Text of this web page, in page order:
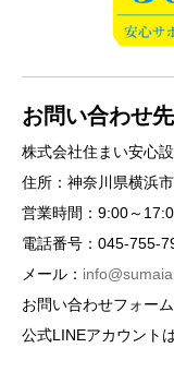
お問い合わせ先
株式会社住まい安心
住所：神奈川県横浜
営業時間：9:00～
電話番号：045-755-
メール：
お問い合わせフォー
公式LINEアカウント